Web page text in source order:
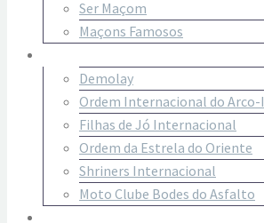
Ser Maçom
Maçons Famosos
Demolay
Ordem Internacional do Arco-
Filhas de Jó Internacional
Ordem da Estrela do Oriente
Shriners Internacional
Moto Clube Bodes do Asfalto